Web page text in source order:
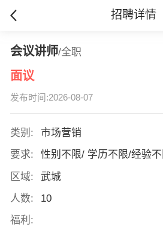
招聘详情
会议讲师/全职
面议
发布时间:2026-08-07
类别:
市场营销
要求:
性别不限/ 学历不限/经验
区域:
武城
人数:
10
福利: